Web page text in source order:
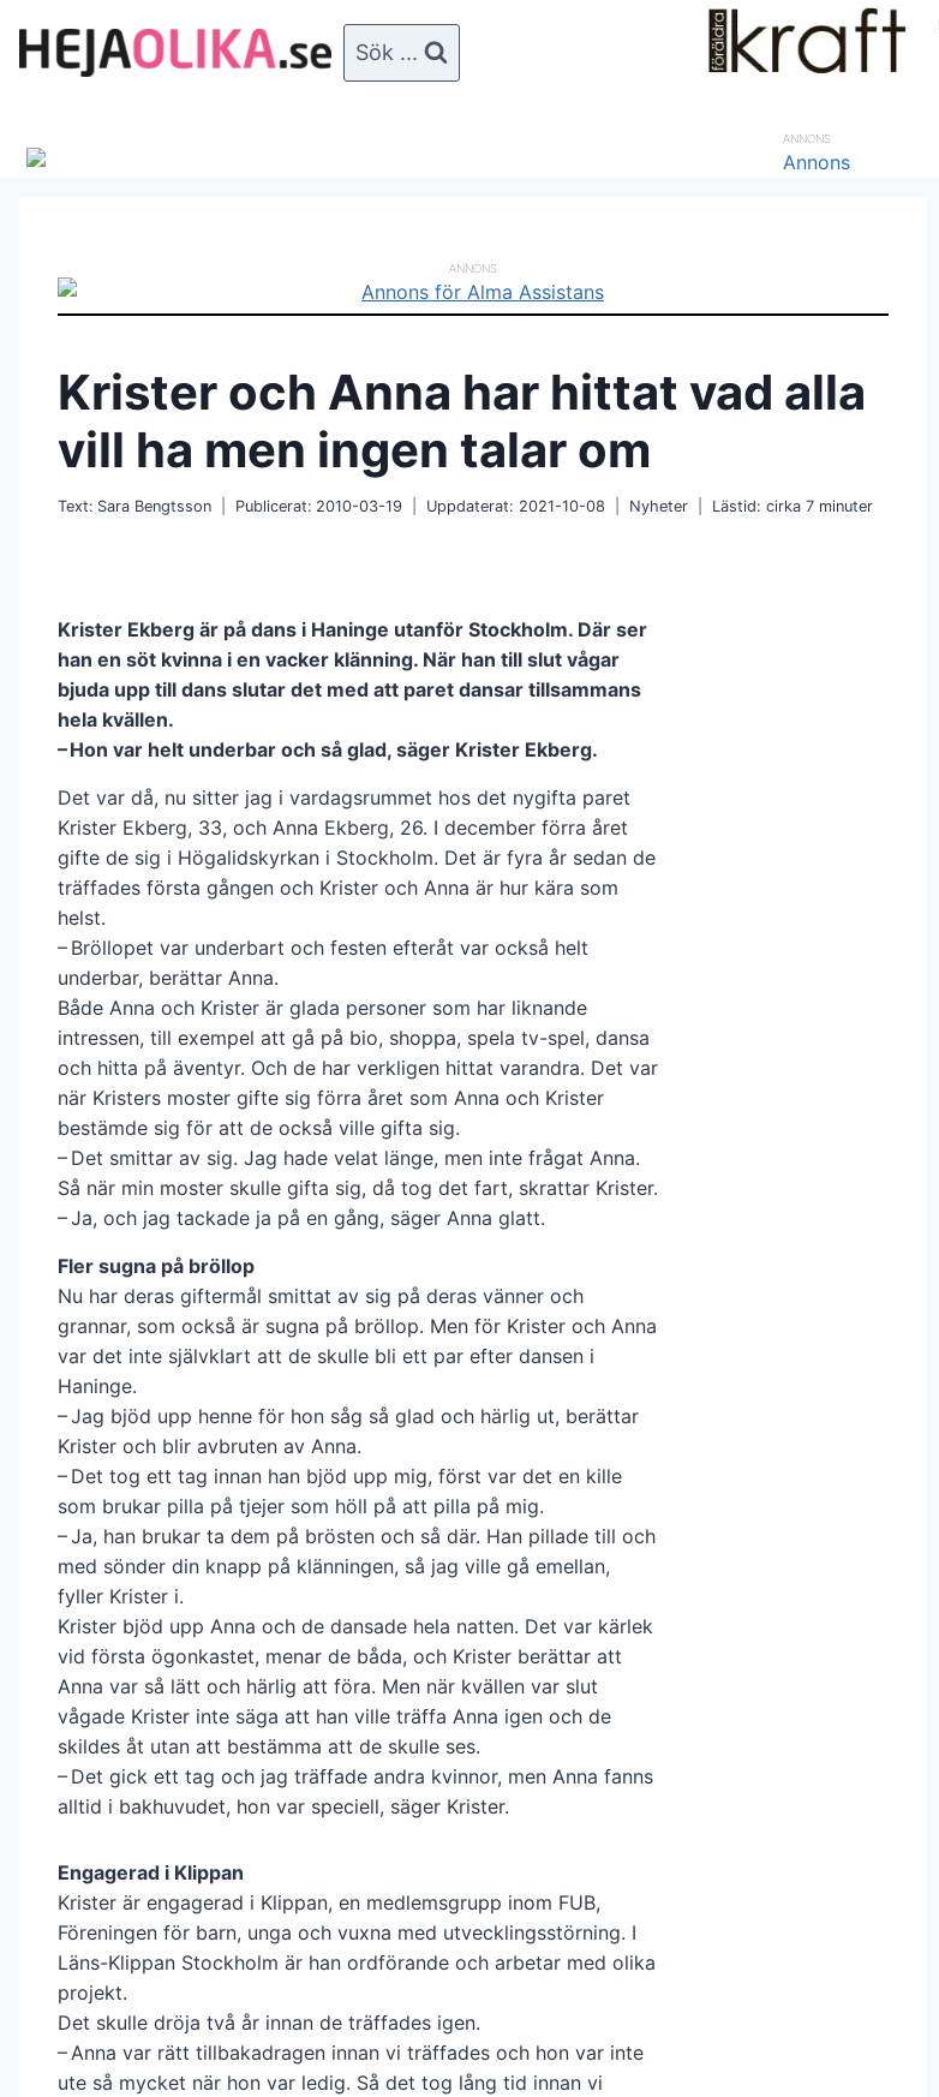
content
Sök ...
ANNONS
ANNONS
Krister och Anna har hittat vad alla
vill ha men ingen talar om
Text: Sara Bengtsson Publicerat: 2010-03-19 Uppdaterat: 2021-10-08 Nyheter Lästid: cirka 7 minuter
Krister Ekberg är på dans i Haninge utanför Stock­holm. Där ser
han en söt kvinna i en vacker klänning. När han till slut vågar
bjuda upp till dans slutar det med att paret dansar tillsammans
hela kvällen.
– Hon var helt underbar och så glad, säger Krister Ekberg.
Det var då, nu sitter jag i vardagsrummet hos det nygifta paret
Krister Ek­berg, 33, och Anna Ekberg, 26. I december förra året
gifte de sig i Höga­lids­kyrkan i Stockholm. Det är fyra år sedan de
träffades första gången och Krister och Anna är hur kära som
helst.
– Bröllopet var underbart och festen efteråt var också helt
underbar, berättar Anna.
Både Anna och Krister är glada personer som har liknande
intressen, till exempel att gå på bio, shoppa, spela tv-spel, dansa
och hitta på äventyr. Och de har verkligen hittat varandra. Det var
när Kristers moster gifte sig förra året som Anna och Krister
bestämde sig för att de också ville gifta sig.
– Det smittar av sig. Jag hade velat länge, men inte frågat Anna.
Så när min moster skulle gifta sig, då tog det fart, skrattar Krister.
– Ja, och jag tackade ja på en gång, säger Anna glatt.
Fler sugna på bröllop
Nu har deras giftermål smittat av sig på deras vänner och
grannar, som också är sugna på bröllop. Men för Krister och Anna
var det inte självklart att de skulle bli ett par efter dansen i
Haninge.
– Jag bjöd upp henne för hon såg så glad och härlig ut, berättar
Krister och blir avbruten av Anna.
– Det tog ett tag innan han bjöd upp mig, först var det en kille
som brukar pilla på tjejer som höll på att pilla på mig.
– Ja, han brukar ta dem på brösten och så där. Han pillade till och
med sönder din knapp på klänningen, så jag ville gå emellan,
fyller Krister i.
Krister bjöd upp Anna och de dansade hela natten. Det var kärlek
vid första ögonkastet, menar de båda, och Krister berättar att
Anna var så lätt och härlig att föra. Men när kvällen var slut
vågade Krister inte säga att han ville träffa Anna igen och de
skildes åt utan att bestämma att de skulle ses.
– Det gick ett tag och jag träffade andra kvinnor, men Anna fanns
alltid i bakhuvudet, hon var speciell, säger Krister.
Engagerad i Klippan
Krister är engagerad i Klippan, en medlemsgrupp inom FUB,
Föreningen för barn, unga och vuxna med utvecklingsstörning. I
Läns-Klippan Stockholm är han ordförande och arbetar med olika
projekt.
Det skulle dröja två år innan de träffades igen.
– Anna var rätt tillbakadragen innan vi träffades och hon var inte
ute så mycket när hon var ledig. Så det tog lång tid innan vi